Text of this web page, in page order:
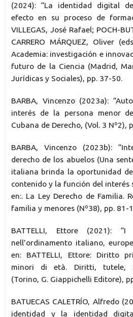
(2024): “La identidad digital
efecto en su proceso de
VILLEGAS, José Rafael; POCH-
CARRERO MÁRQUEZ, Oliver
Academia: investigación e
futuro de la Ciencia (Madrid,
Jurídicas y Sociales), pp. 37-50.
BARBA, Vincenzo (2023a):
interés de la persona menor
Cubana de Derecho, (Vol. 3 Nº2),
BARBA, Vincenzo (2023b):
derecho de los abuelos (Una
italiana brinda la oportunidad
contenido y la función del interés
en:. La Ley Derecho de Familia.
familia y menores (Nº38), pp. 81-
BATTELLI, Ettore (2021):
nell’ordinamento italiano,
en: BATTELLI, Ettore: Diritto
minori di età. Diritti, tutele,
(Torino, G. Giappichelli Editore),
BATUECAS CALETRÍO, Alfredo
identidad y la identidad